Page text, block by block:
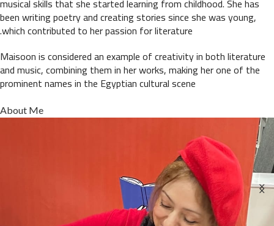
musical skills that she started learning from childhood. She has
been writing poetry and creating stories since she was young,
which contributed to her passion for literature.
Maisoon is considered an example of creativity in both literature
and music, combining them in her works, making her one of the
prominent names in the Egyptian cultural scene
About Me